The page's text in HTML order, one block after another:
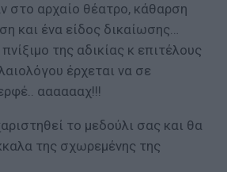
στο αρχαίο θέατρο, κάθαρση
και ένα είδος δικαίωσης…
της αδικίας κ επιτέλους
έρχεται να σε
ααααααχ!!!
το μεδούλι σας και θα
της σχωρεμένης της